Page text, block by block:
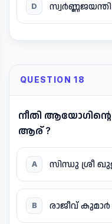
D
QUESTION 18
നീതി
ആര് ?
A സിന്ധു ശ്രീ
B രാജീവ് കുമാർ